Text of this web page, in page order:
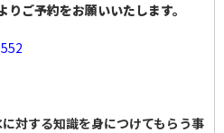
ご予約をお願いいたします。
対する知識を身につけてもらう事